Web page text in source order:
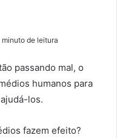
minuto de leitura
passando mal, o
humanos para
los.
fazem efeito?